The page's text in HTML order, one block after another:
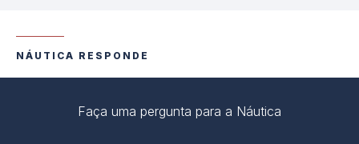
NÁUTICA RESPONDE
Faça uma pergunta para a Náutica